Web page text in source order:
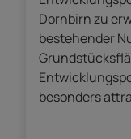
Dornbirn zu
bestehender
besonders